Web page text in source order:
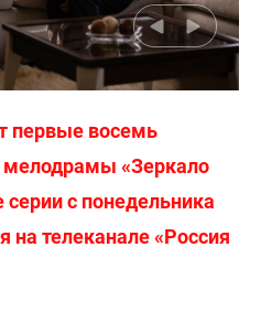
первые восемь
мелодрамы «Зеркало
с понедельника
на телеканале «Россия